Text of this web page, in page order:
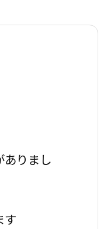
ありまし
す